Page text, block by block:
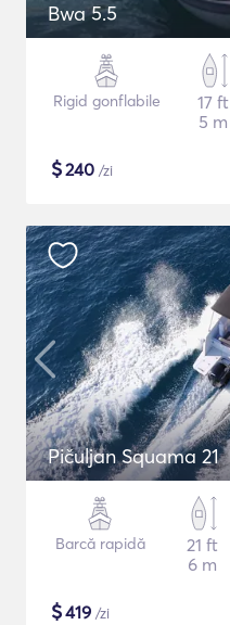
Bwa 5.5
Rigid gonflabile
17 ft
5 m
$240 /zi
Pičuljan Squama 21
Barcă rapidă
21 ft
6 m
$419 /zi